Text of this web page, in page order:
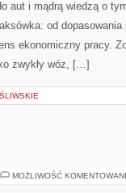
aut i mądrą wiedzą o
od
ekonomiczny pracy.
zwykły wóz, […]
MOŻLIWOŚĆ